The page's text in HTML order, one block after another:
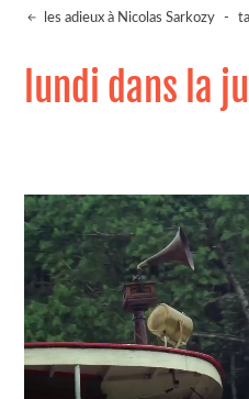
les adieux à Nicolas Sarkozy -
lundi dans la